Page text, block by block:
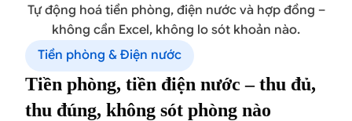
Tự động hoá tiền phòng, điện nước và hợp đồng –
không cần Excel, không lo sót khoản nào.
Tiền phòng & Điện nước
Tiền phòng, tiền điện nước – thu đủ,
thu đúng, không sót phòng nào